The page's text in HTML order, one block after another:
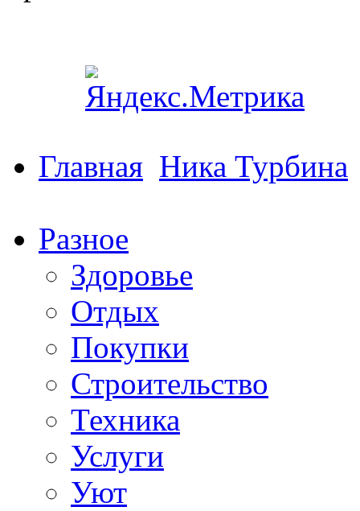
Главная Ника Турбина
Разное
Здоровье
Отдых
Покупки
Строительство
Техника
Услуги
Уют